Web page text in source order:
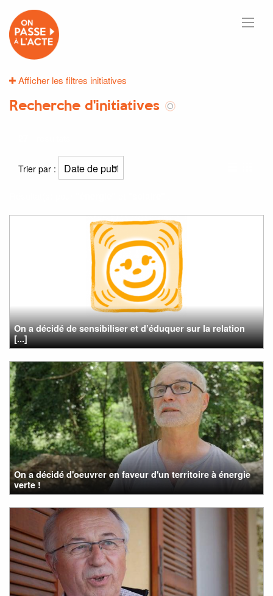
Afficher les filtres initiatives
Recherche d'initiatives
Trier par :
On a décidé de sensibiliser et d’éduquer sur la relation
[...]
On a décidé d'oeuvrer en faveur d'un territoire à énergie
verte !